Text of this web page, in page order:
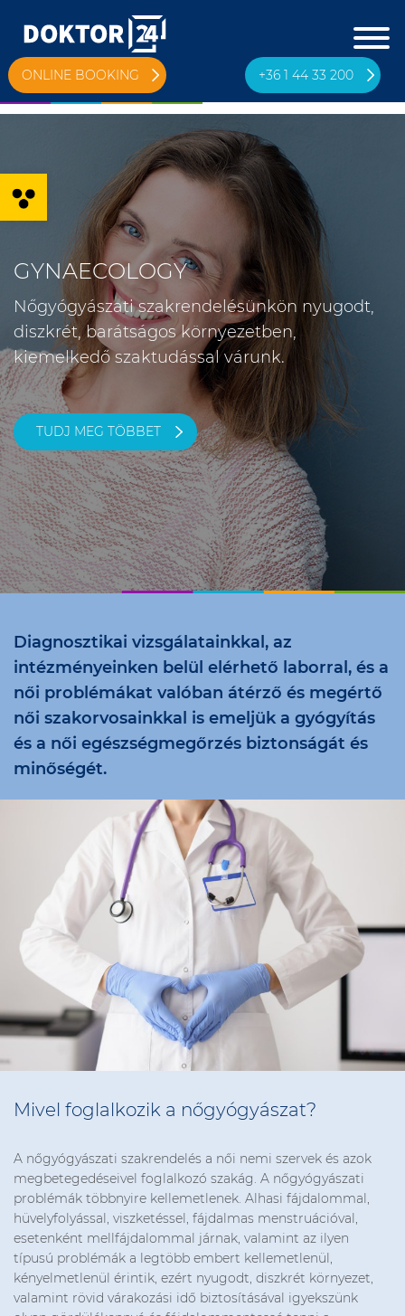
Open toolbar
ONLINE BOOKING +36 1 44 33 200
GYNAECOLOGY
Nőgyógyászati szakrendelésünkön nyugodt,
diszkrét, barátságos környezetben,
kiemelkedő szaktudással várunk.
TUDJ MEG TÖBBET
Diagnosztikai vizsgálatainkkal, az
intézményeinken belül elérhető laborral, és a
női problémákat valóban átérző és megértő
női szakorvosainkkal is emeljük a gyógyítás
és a női egészségmegőrzés biztonságát és
minőségét.
Mivel foglalkozik a nőgyógyászat?
A nőgyógyászati szakrendelés a női nemi szervek és azok
megbetegedéseivel foglalkozó szakág. A nőgyógyászati
problémák többnyire kellemetlenek. Alhasi fájdalommal,
hüvelyfolyással, viszketéssel, fájdalmas menstruációval,
esetenként mellfájdalommal járnak, valamint az ilyen
típusú problémák a legtöbb embert kellemetlenül,
kényelmetlenül érintik, ezért nyugodt, diszkrét környezet,
valamint rövid várakozási idő biztosításával igyekszünk